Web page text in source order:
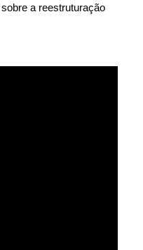
a reestruturação